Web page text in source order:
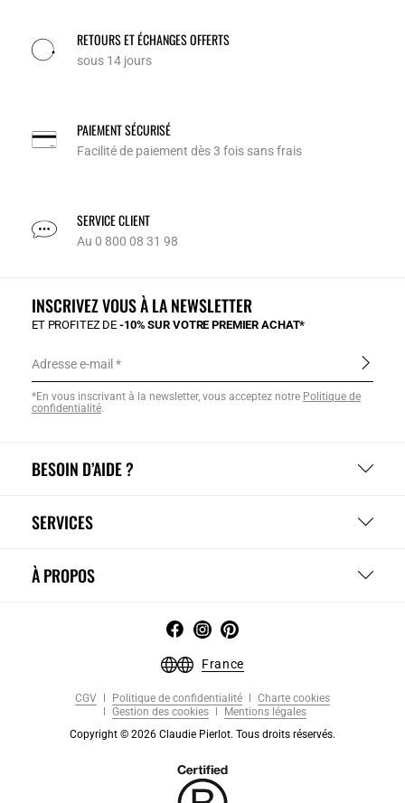
RETOURS ET ÉCHANGES OFFERTS
sous 14 jours
PAIEMENT SÉCURISÉ
Facilité de paiement dès 3 fois sans frais
SERVICE CLIENT
Au 0 800 08 31 98
BESOIN D’AIDE ?
SERVICES
À PROPOS
INSCRIVEZ VOUS À LA NEWSLETTER
ET PROFITEZ DE-10% SUR VOTRE PREMIER ACHAT*
Adresse e-mail
*En vous inscrivant à la newsletter, vous acceptez notre Politique de
confidentialité.
France
CGV Politique de confidentialité
Charte cookies
Gestion des cookies
Mentions légales
Copyright © 2026 Claudie Pierlot. Tous droits réservés.